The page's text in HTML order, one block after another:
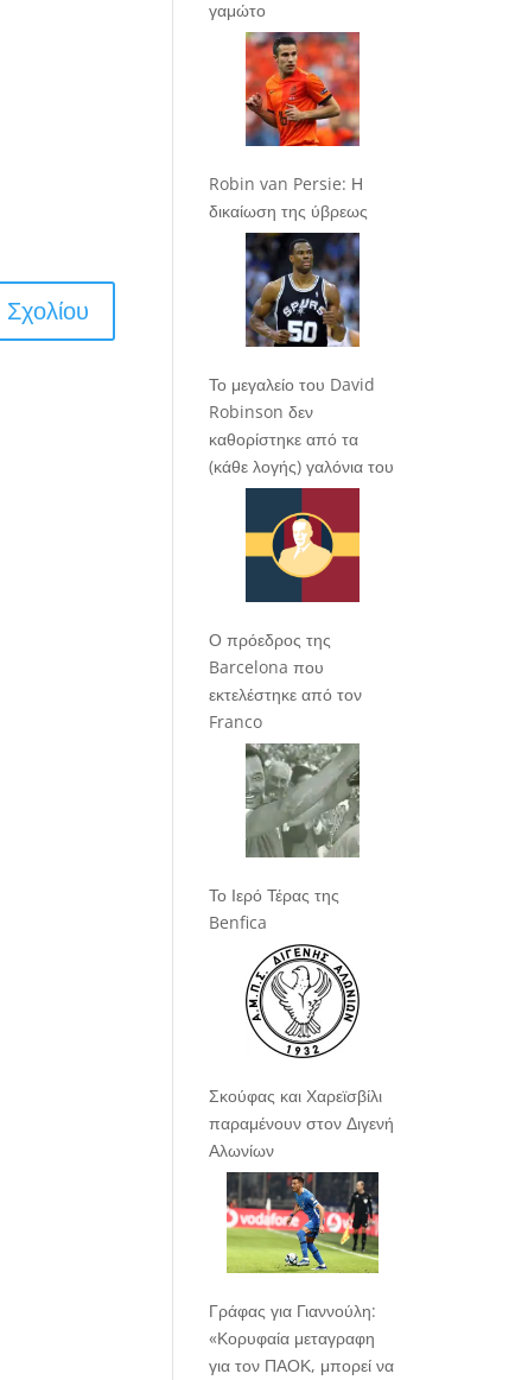
γαμώτο
Robin van Persie: Η
δικαίωση της ύβρεως
Το μεγαλείο του David
Robinson δεν
καθορίστηκε από τα
(κάθε λογής) γαλόνια του
Ο πρόεδρος της
Barcelona που
εκτελέστηκε από τον
Franco
Το Ιερό Τέρας της
Benfica
Σκούφας και Χαρεϊσβίλι
παραμένουν στον Διγενή
Αλωνίων
Γράφας για Γιαννούλη:
«Κορυφαία μεταγραφη
για τον ΠΑΟΚ, μπορεί να